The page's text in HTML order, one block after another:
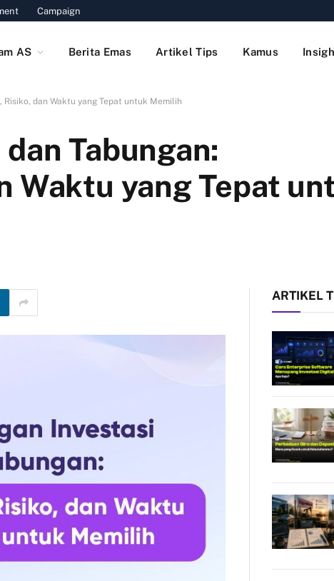
Campaign
AS Berita Emas Artikel Tips Kamus
dan Waktu yang Tepat untuk Memilih
Tabungan:
Waktu yang Tepat
ARTIKEL